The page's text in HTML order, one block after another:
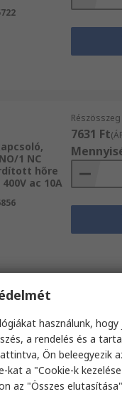
1 NC
hőre
ac 10A
7631 Ft
Z11 1 NO/1
ac 10A
használunk,
a rendelés és a
Ön beleegyezik
kat a "Cookie-k
az "Összes